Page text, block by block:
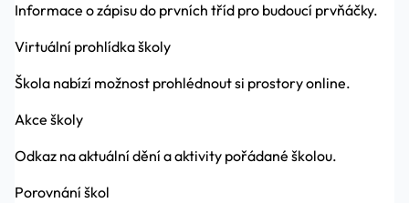
Informace o zápisu do prvních tříd pro budoucí prvňáčky.
Virtuální prohlídka školy
Škola nabízí možnost prohlédnout si prostory online.
Akce školy
Odkaz na aktuální dění a aktivity pořádané školou.
Porovnání škol